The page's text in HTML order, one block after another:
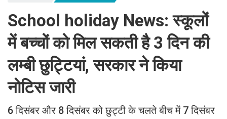
School holiday News: स्कूलों
में बच्चों को मिल सकती है 3 दिन की
लम्बी छुट्टियां, सरकार ने किया
नोटिस जारी
6 दिसंबर और 8 दिसंबर को छुट्टी के चलते बीच में 7 दिसंबर